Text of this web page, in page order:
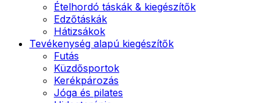
Ételhordó táskák & kiegészítők
Edzőtáskák
Hátizsákok
Tevékenység alapú kiegészítők
Futás
Küzdősportok
Kerékpározás
Jóga és pilates